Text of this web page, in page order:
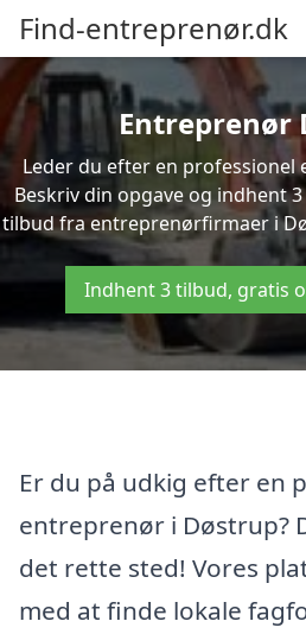
Find-entreprenør.dk
Entreprenør
Leder du efter en
Beskriv din opgave og indhent
tilbud fra entreprenørfirmaer i
Indhent 3 tilbud, gratis
Er du på udkig efter en
entreprenør i Døstrup?
det rette sted! Vores
med at finde lokale